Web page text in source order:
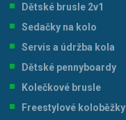
Dětské brusle 2v1
Sedačky na kolo
Servis a údržba kola
Dětské pennyboardy
Kolečkové brusle
Freestylové koloběžky